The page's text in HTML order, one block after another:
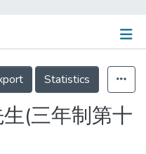
Statistics
(三年制第十